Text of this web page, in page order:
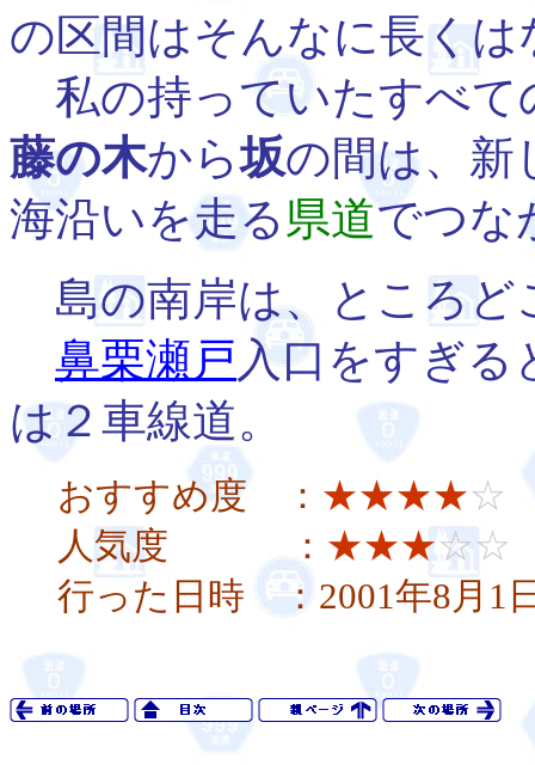
の区間はそんなに長くは
私の持っていたすべて
藤の木から坂の間は、新
海沿いを走る 県道でつな
島の南岸は、ところど
鼻栗瀬戸入口をすぎる
は２車線道。
おすすめ度 ： ★★★★☆
人気度 ： ★★★☆☆
行った日時 ：2001年8月1